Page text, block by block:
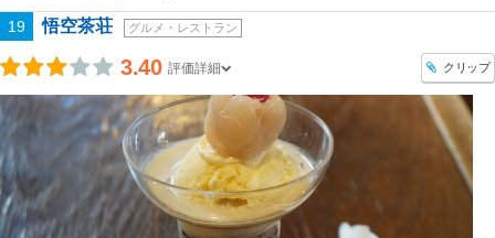
19 悟空茶荘 グルメ・レストラン
3.40 評価詳細 クリップ